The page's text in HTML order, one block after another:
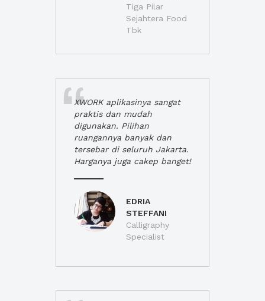
Tiga Pilar
Sejahtera Food
Tbk
XWORK aplikasinya sangat
praktis dan mudah
digunakan. Pilihan
ruangannya banyak dan
tersebar di seluruh Jakarta.
Harganya juga cakep banget!
EDRIA
STEFFANI
Calligraphy
Specialist